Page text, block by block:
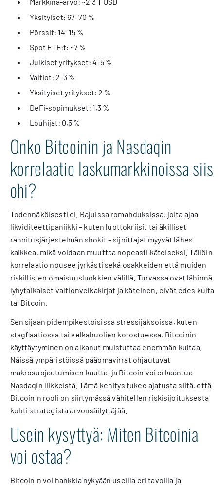
Yksityiset: 67–70 %
Pörssit: 14–15 %
Spot ETF:t: ~7 %
Julkiset yritykset: 4–5 %
Valtiot: 2–3 %
Yksityiset yritykset: 2 %
DeFi-sopimukset: 1,3 %
Louhijat: 0,5 %
Onko Bitcoinin ja Nasdaqin
korrelaatio laskumarkkinoissa siis
ohi?
Todennäköisesti ei. Rajuissa romahduksissa, joita ajaa
likviditeettipaniikki – kuten luottokriisit tai äkilliset
rahoitusjärjestelmän shokit – sijoittajat myyvät lähes
kaikkea, mikä voidaan muuttaa nopeasti käteiseksi. Tällöin
korrelaatio nousee jyrkästi sekä osakkeiden että muiden
riskillisten omaisuusluokkien välillä. Turvassa ovat lähinnä
lyhytaikaiset valtionvelkakirjat ja käteinen, eivät edes kulta
tai Bitcoin.
Sen sijaan pidempikestoisissa stressijaksoissa, kuten
stagflaatiossa tai velkahuolien korostuessa, Bitcoinin
käyttäytyminen on alkanut muistuttaa enemmän kultaa.
Näissä ympäristöissä pääomavirrat ohjautuvat
makrosuojautumisen kautta, ja Bitcoin voi erkaantua
Nasdaqin liikkeistä. Tämä kehitys tukee ajatusta siitä, että
Bitcoinin rooli on siirtymässä vähitellen riskisijoituksesta
kohti strategista arvonsäilyttäjää.
Usein kysyttyä: Miten Bitcoinia
voi ostaa?
Bitcoinin voi hankkia nykyään useilla eri tavoilla ja